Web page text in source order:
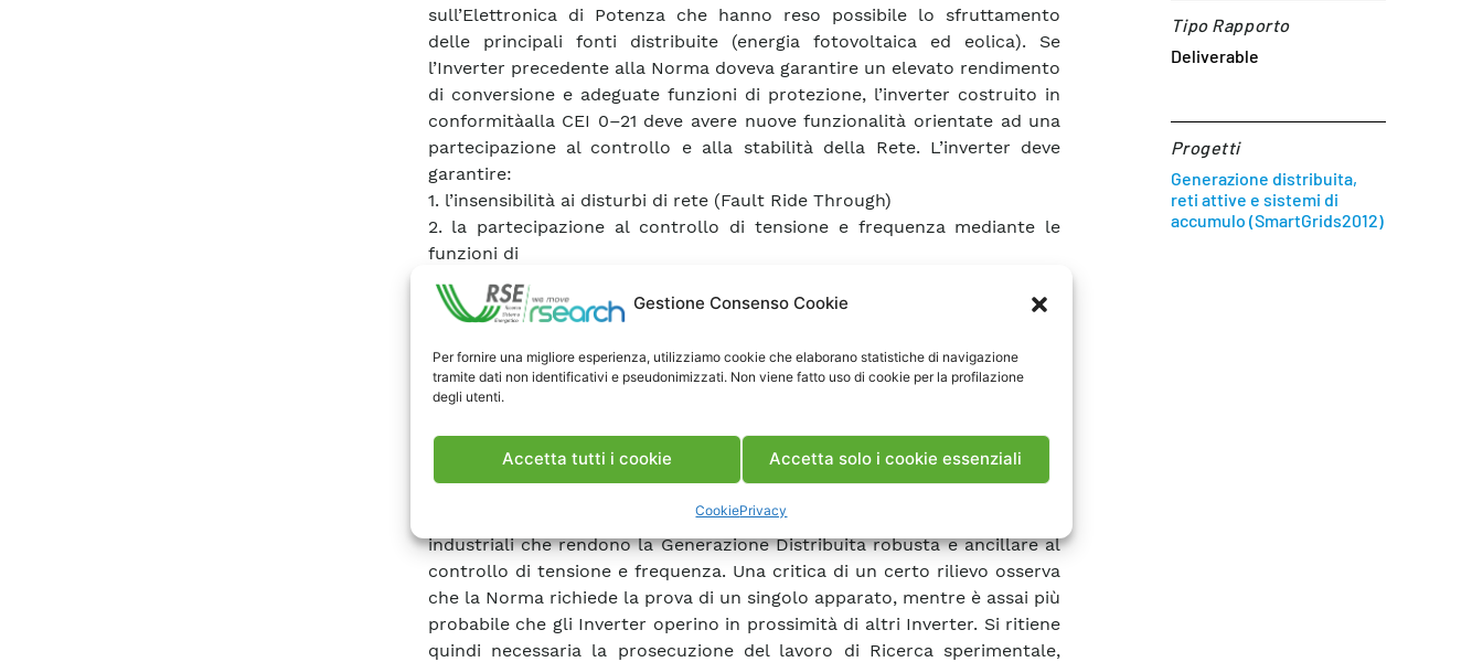
Gestione Consenso Cookie
Per fornire una migliore esperienza, utilizziamo cookie che elaborano statistiche di navigazione
tramite dati non identificativi e pseudonimizzati. Non viene fatto uso di cookie per la profilazione
degli utenti.
Accetta tutti i cookie Accetta solo i cookie essenziali
CookiePrivacy
sull’Elettronica di Potenza che hanno reso possibile lo sfruttamento
delle principali fonti distribuite (energia fotovoltaica ed eolica). Se
l’Inverter precedente alla Norma doveva garantire un elevato rendimento
di conversione e adeguate funzioni di protezione, l’inverter costruito in
conformitàalla CEI 0–21 deve avere nuove funzionalità orientate ad una
partecipazione al controllo e alla stabilità della Rete. L’inverter deve
garantire:
1. l’insensibilità ai disturbi di rete (Fault Ride Through)
2. la partecipazione al controllo di tensione e frequenza mediante le
funzioni di
•limitazione della potenza attiva in condizioni di sovrafrequenza di rete
•erogazione di potenza reattiva con diverse modalità. Si è ritenuto
funzionali avanzate, seppur costruito precedentemente alla Norma.
L’esecuzione delle prove per la verifica delle nuove funzionalità
specificate dalla CEI 0–21 ha portato a risultati molto significativi, sotto
l’aspetto sia operativo, sia sistemistico. Pur non essendo completamente
conforme alla CEI 0–21, l’Inverter provato è capace di fornire le nuove
funzionalità partecipative richieste, mostrando al contempo una
notevole robustezza. La tecnologia è quindi riuscita a fornire apparati
industriali che rendono la Generazione Distribuita robusta e ancillare al
controllo di tensione e frequenza. Una critica di un certo rilievo osserva
che la Norma richiede la prova di un singolo apparato, mentre è assai più
probabile che gli Inverter operino in prossimità di altri Inverter. Si ritiene
quindi necessaria la prosecuzione del lavoro di Ricerca sperimentale,
Tipo Rapporto
Deliverable
Progetti
Generazione distribuita,
reti attive e sistemi di
accumulo (SmartGrids2012)